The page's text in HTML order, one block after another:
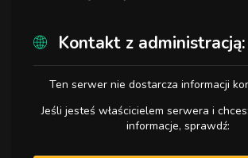
Kontakt z administracją:
Ten serwer nie dostarcza informacji
Jeśli jesteś właścicielem serwera i
informacje, sprawdź: